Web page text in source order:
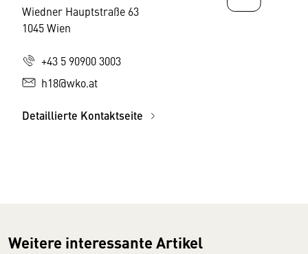
Wiedner Hauptstraße 63
1045 Wien
+43 5 90900 3003
h18@wko.at
Detaillierte Kontaktseite
Weitere interessante Artikel